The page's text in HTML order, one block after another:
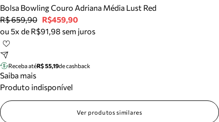
Tamanco
Tênis
Mule
Tire dúvidas sobre pedidos, devoluções e mais.
Meus pedidos
Acompanhe seus pedidos e solicite devoluções.
Bolsa Bowling Couro Adriana Média Lust Red
R$ 659,90 R$459,90
ou 5x de R$91,98 sem juros
Receba atéR$ 55,19de cashback
Saiba mais
Produto indisponível
Ver produtos similares